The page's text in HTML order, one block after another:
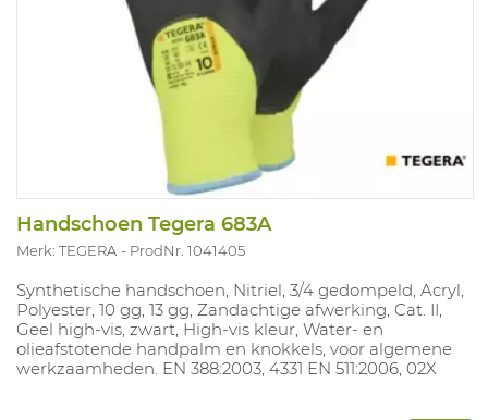
Handschoen Tegera 683A
Merk: TEGERA ProdNr. 1041405
Synthetische handschoen, Nitriel, 3/4 gedompeld, Acryl,
Polyester, 10 gg, 13 gg, Zandachtige afwerking, Cat. II,
Geel high-vis, zwart, High-vis kleur, Water- en
olieafstotende handpalm en knokkels, voor algemene
werkzaamheden. EN 388:2003, 4331 EN 511:2006, 02X